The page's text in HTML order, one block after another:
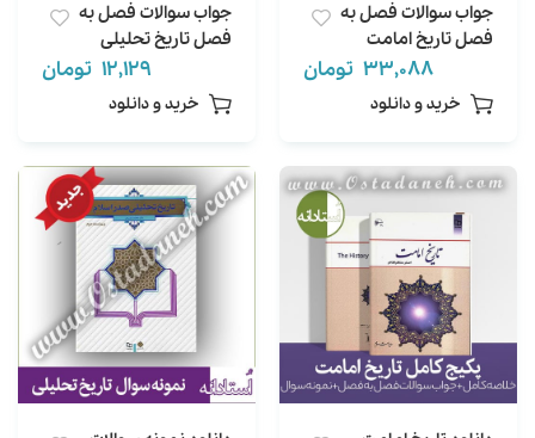
جواب سوالات فصل به
فصل تاریخ امامت
اصغر منتظرالقائم
ویراست دوم
33,088 تومان
خرید و دانلود
جواب سوالات فصل به
فصل تاریخ تحلیلی
اسلام محمد نصیری
ویراست دوم
12,129 تومان
خرید و دانلود